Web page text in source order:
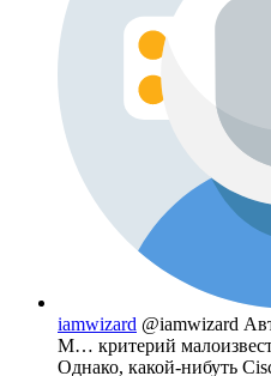
iamwizard @iamwizard
М… критерий
Однако, какой-нибуть